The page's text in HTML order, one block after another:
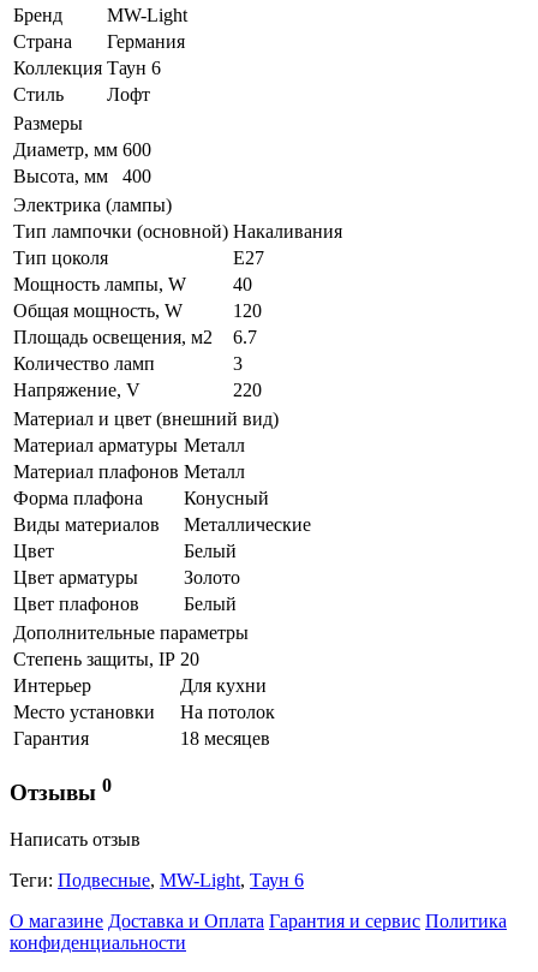
Бренд
MW-Light
Страна
Германия
Коллекция Таун 6
Стиль
Лофт
Размеры
Диаметр, мм 600
Высота, мм
400
Электрика (лампы)
Тип лампочки (основной) Накаливания
Тип цоколя
E27
Мощность лампы, W
40
Общая мощность, W
120
Площадь освещения, м2
6.7
Количество ламп
3
Напряжение, V
220
Материал и цвет (внешний вид)
Материал арматуры Металл
Материал плафонов Металл
Форма плафона
Конусный
Виды материалов
Металлические
Цвет
Белый
Цвет арматуры
Золото
Цвет плафонов
Белый
Дополнительные параметры
Степень защиты, IP 20
Интерьер
Для кухни
Место установки
На потолок
Гарантия
18 месяцев
Отзывы 0
Написать отзыв
Теги: Подвесные, MW-Light, Таун 6
О магазине Доставка и Оплата Гарантия и сервис Политика
конфиденциальности